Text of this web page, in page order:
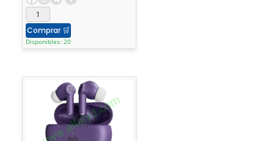
Comprar 🛒
Disponibles: 20